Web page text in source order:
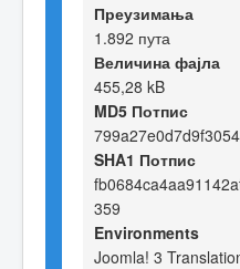
Преузимања
1.892 пута
Величина фајла
455,28 kB
MD5 Потпис
SHA1 Потпис
359
Environments
Joomla! 3